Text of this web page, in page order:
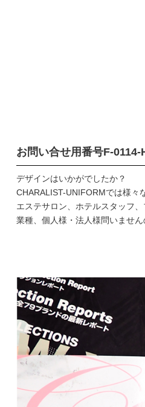
お問い合せ用番号F-0114-
デザインはいかがでしたか？
CHARALIST-UNIFORMでは様々
エステサロン、ホテルスタッフ
業種、個人様・法人様問いませ